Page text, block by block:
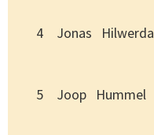
4 Jonas Hilwerda
5 Joop Hummel